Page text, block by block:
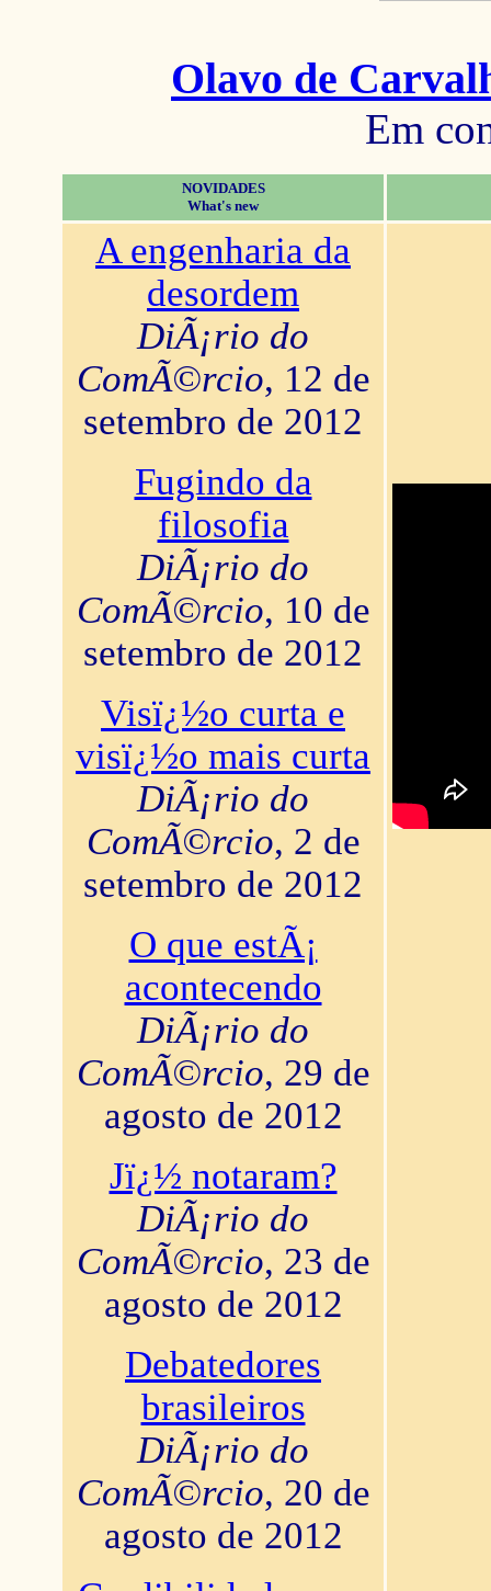
Olavo de
Em
NOVIDADES
What's new
A engenharia da
desordem
DiÃ¡rio do
ComÃ©rcio, 12 de
setembro de 2012
Fugindo da
filosofia
DiÃ¡rio do
ComÃ©rcio, 10 de
setembro de 2012
Visï¿½o curta e
visï¿½o mais curta
DiÃ¡rio do
ComÃ©rcio, 2 de
setembro de 2012
O que estÃ¡
acontecendo
DiÃ¡rio do
ComÃ©rcio, 29 de
agosto de 2012
Jï¿½ notaram?
DiÃ¡rio do
ComÃ©rcio, 23 de
agosto de 2012
Debatedores
brasileiros
DiÃ¡rio do
ComÃ©rcio, 20 de
agosto de 2012